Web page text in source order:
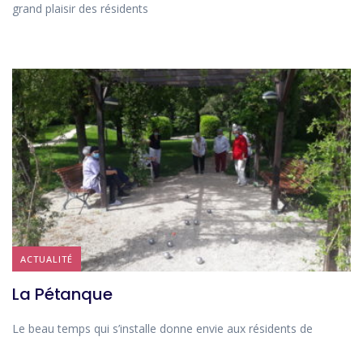
grand plaisir des résidents
ACTUALITÉ
La Pétanque
Le beau temps qui s’installe donne envie aux résidents de